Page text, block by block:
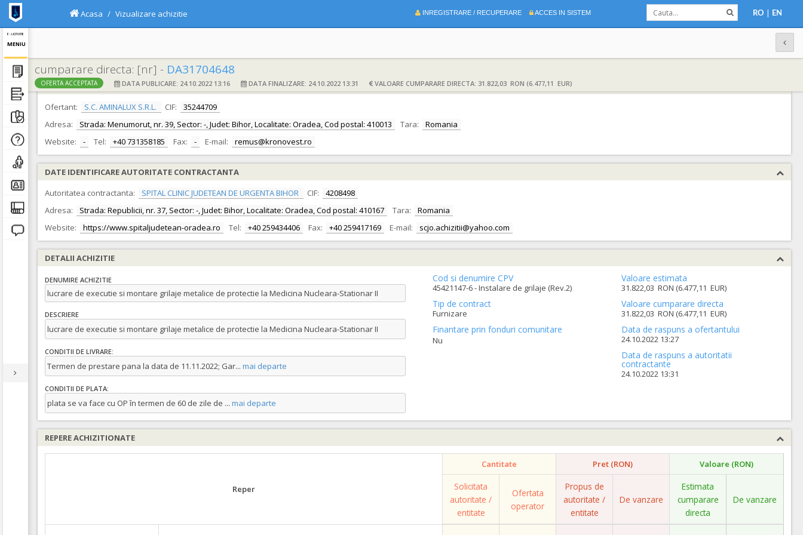
E - LICITATIE
MENIU
INREGISTRARE / RECUPERARE ACCES IN SISTEM RO | EN
Acasa Vizualizare achizitie
cumparare directa: [nr] - DA31704648
OFERTA ACCEPTATA DATA PUBLICARE: 24.10.2022 13:16 DATA FINALIZARE: 24.10.2022 13:31 VALOARE CUMPARARE DIRECTA: 31.822,03 RON (6.477,11 EUR)
DATE IDENTIFICARE OFERTANT
Ofertant:
S.C. AMINALUX S.R.L. CIF:
35244709
Adresa:
Strada: Menumorut, nr. 39, Sector: -, Judet: Bihor, Localitate: Oradea, Cod postal: 410013 Tara:
Romania
Website:
- Tel: +40 731358185 Fax: - E-mail: remus@kronovest.ro
DATE IDENTIFICARE AUTORITATE CONTRACTANTA
Autoritatea contractanta:
SPITAL CLINIC JUDETEAN DE URGENTA BIHOR CIF:
4208498
Adresa:
Strada: Republicii, nr. 37, Sector: -, Judet: Bihor, Localitate: Oradea, Cod postal: 410167 Tara:
Romania
Website:
https://www.spitaljudetean-oradea.ro Tel: +40 259434406 Fax: +40 259417169 E-mail: scjo.achizitii@yahoo.com
DETALII ACHIZITIE
DENUMIRE ACHIZITIE
lucrare de executie si montare grilaje metalice de protectie la Medicina Nucleara-Stationar II
DESCRIERE
lucrare de executie si montare grilaje metalice de protectie la Medicina Nucleara-Stationar II
CONDITII DE LIVRARE:
Termen de prestare pana la data de 11.11.2022; Gar... mai departe
CONDITII DE PLATA:
plata se va face cu OP în termen de 60 de zile de ... mai departe
Cod si denumire CPV
45421147-6 - Instalare de grilaje (Rev.2)
Tip de contract
Furnizare
Finantare prin fonduri comunitare
Nu
Valoare estimata
31.822,03 RON (6.477,11 EUR)
Valoare cumparare directa
31.822,03 RON (6.477,11 EUR)
Data de raspuns a ofertantului
24.10.2022 13:27
Data de raspuns a autoritatii
contractante
24.10.2022 13:31
REPERE ACHIZITIONATE
Reper
Cantitate Pret (RON) Valoare (RON)
Solicitata
autoritate /
entitate
Ofertata
operator
Propus de
autoritate /
entitate
De vanzare
Estimata
cumparare
directa
De vanzare